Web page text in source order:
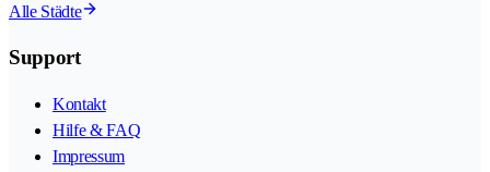
Alle Städte
Support
Kontakt
Hilfe & FAQ
Impressum